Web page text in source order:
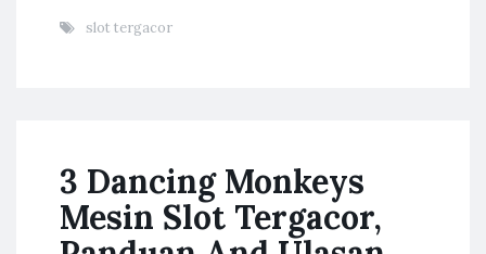
slot tergacor
3 Dancing Monkeys
Mesin Slot Tergacor,